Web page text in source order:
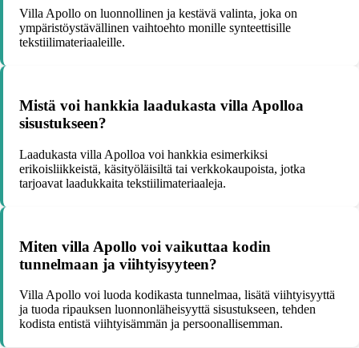
Villa Apollo on luonnollinen ja kestävä valinta, joka on
ympäristöystävällinen vaihtoehto monille synteettisille
tekstiilimateriaaleille.
Mistä voi hankkia laadukasta villa Apolloa
sisustukseen?
Laadukasta villa Apolloa voi hankkia esimerkiksi
erikoisliikkeistä, käsityöläisiltä tai verkkokaupoista, jotka
tarjoavat laadukkaita tekstiilimateriaaleja.
Miten villa Apollo voi vaikuttaa kodin
tunnelmaan ja viihtyisyyteen?
Villa Apollo voi luoda kodikasta tunnelmaa, lisätä viihtyisyyttä
ja tuoda ripauksen luonnonläheisyyttä sisustukseen, tehden
kodista entistä viihtyisämmän ja persoonallisemman.